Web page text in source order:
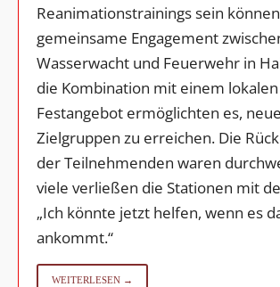
Reanimationstrainings sein
gemeinsame Engagement
Wasserwacht und Feuerwehr in
die Kombination mit einem lokalen
Festangebot ermöglichten es, neue
Zielgruppen zu erreichen. Die
der Teilnehmenden waren
viele verließen die Stationen mit
„Ich könnte jetzt helfen, wenn es
ankommt.“
WEITERLESEN →